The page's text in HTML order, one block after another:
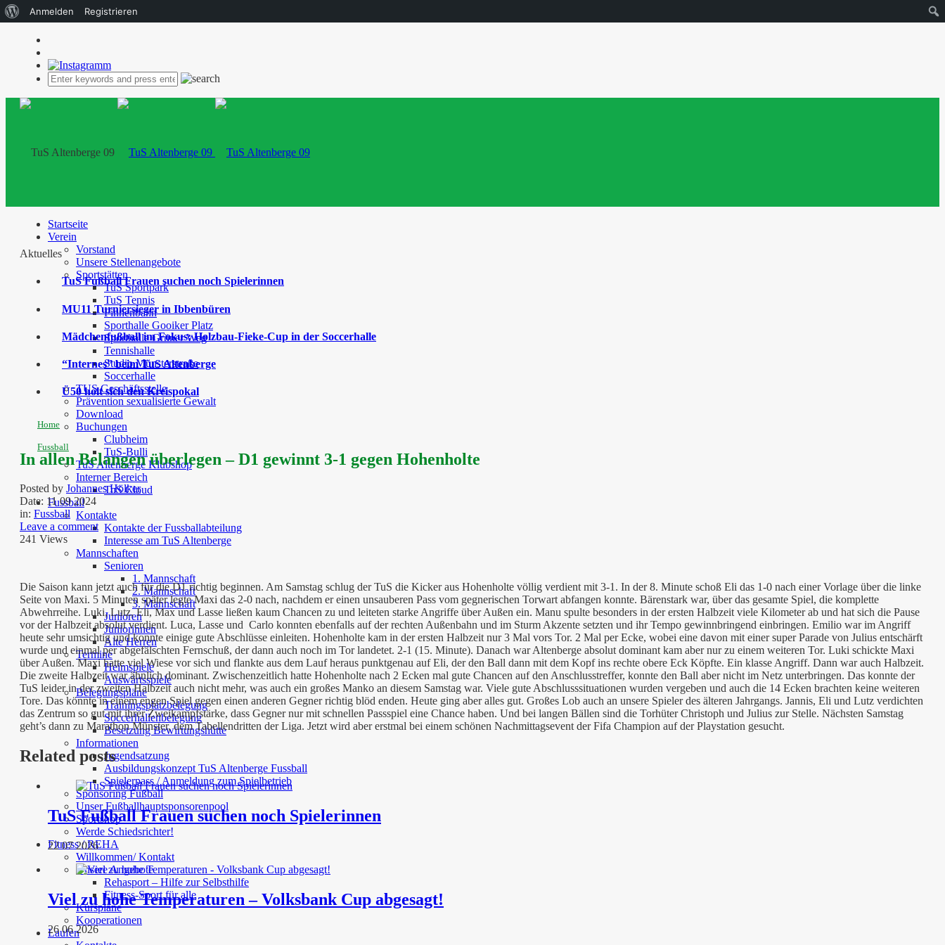
Startseite
Verein
Vorstand
Unsere Stellenangebote
Sportstätten
TuS Sportpark
TuS Tennis
Finnenbahn
Sporthalle Gooiker Platz
Sporthalle Grüner Weg
Tennishalle
Studio Münsterstraße
Soccerhalle
TUS Geschäftsstelle
Prävention sexualisierte Gewalt
Download
Buchungen
Clubheim
TuS-Bulli
TuS Altenberge Klubshop
Interner Bereich
TuS Cloud
Fussball
Kontakte
Kontakte der Fussballabteilung
Interesse am TuS Altenberge
Mannschaften
Senioren
1. Mannschaft
2. Mannschaft
3. Mannschaft
Junioren
Juniorinnen
Alte Herren
Termine
Heimspiele
Auswärtsspiele
Belegungspläne
Trainingsplatzbelegung
Soccerhallenbelegung
Besetzung Bewirtungshütte
Informationen
Jugendsatzung
Ausbildungskonzept TuS Altenberge Fussball
Spielerpass / Anmeldung zum Spielbetrieb
Sponsoring Fußball
Unser Fußballhauptsponsorenpool
Sportshop
Werde Schiedsrichter!
Fitness / REHA
Willkommen/ Kontakt
Unsere Angebote
Rehasport – Hilfe zur Selbsthilfe
Fitness-Sport für alle
Kurspläne
Kooperationen
Laufen
Aktuelles
TuS Fußball Frauen suchen noch Spielerinnen
MU11 Turniersieger in Ibbenbüren
Mädchenfußball im Fokus: Holzbau-Fieke-Cup in der Soccerhalle
“Internes” beim TuS Altenberge
Ü50 holt sich den Kreispokal
Home
Fussball
In allen Belangen überlegen – D1 gewinnt 3-1 gegen Hohenholte
Posted by Johannes Hölker
Date: 11 09 2024
in: Fussball
Leave a comment
241 Views
Die Saison kann jetzt auch für die D1 richtig beginnen. Am Samstag schlug der TuS die Kicker aus Hohenholte völlig verdient mit 3-1. In der 8. Minute schoß Eli das 1-0 nach einer Vorlage über die linke
Seite von Maxi. 5 Minuten später legte Maxi das 2-0 nach, nachdem er einen unsauberen Pass vom gegnerischen Torwart abfangen konnte. Bärenstark war, über das gesamte Spiel, die komplette
Abwehrreihe. Luki, Lutz, Eli, Max und Lasse ließen kaum Chancen zu und leiteten starke Angriffe über Außen ein. Manu spulte besonders in der ersten Halbzeit viele Kilometer ab und hat sich die Pause
vor der Halbzeit absolut verdient. Luca, Lasse und Carlo konnten ebenfalls auf der rechten Außenbahn und im Sturm Akzente setzten und ihr Tempo gewinnbringend einbringen. Emilio war im Angriff
heute sehr umsichtig und konnte einige gute Abschlüsse einleiten. Hohenholte kam in der ersten Halbzeit nur 3 Mal vors Tor. 2 Mal per Ecke, wobei eine davon mit einer super Parade von Julius entschärft
wurde und einmal per abgefälschten Fernschuß, der dann auch noch im Tor landetet. 2-1 (15. Minute). Danach war Altenberge absolut dominant kam aber nur zu einem weiteren Tor. Luki schickte Maxi
über Außen. Maxi hatte viel Wiese vor sich und flankte aus dem Lauf heraus punktgenau auf Eli, der den Ball dann mit dem Kopf ins rechte obere Eck Köpfte. Ein klasse Angriff. Dann war auch Halbzeit.
Die zweite Halbzeit war ähnlich dominant. Zwischenzeitlich hatte Hohenholte nach 2 Ecken mal gute Chancen auf den Anschlusstreffer, konnte den Ball aber nicht im Netz unterbringen. Das konnte der
TuS leider in der zweiten Halbzeit auch nicht mehr, was auch ein großes Manko an diesem Samstag war. Viele gute Abschlusssituationen wurden vergeben und auch die 14 Ecken brachten keine weiteren
Tore. Das könnte in einem engen Spiel gegen einen anderen Gegner richtig blöd enden. Heute ging aber alles gut. Großes Lob auch an unsere Spieler des älteren Jahrgangs. Jannis, Eli und Lutz verdichten
das Zentrum so gut mit ihrer Zweikampfstärke, dass Gegner nur mit schnellen Passspiel eine Chance haben. Und bei langen Bällen sind die Torhüter Christoph und Julius zur Stelle. Nächsten Samstag
geht’s dann zu Marathon Münster, dem Tabellendritten der Liga. Jetzt wird aber erstmal bei einem schönen Nachmittagsevent der Fifa Champion auf der Playstation gesucht.
Related posts
TuS Fußball Frauen suchen noch Spielerinnen
22 07 2026
Viel zu hohe Temperaturen – Volksbank Cup abgesagt!
26 06 2026
Über
Anmelden Registrieren